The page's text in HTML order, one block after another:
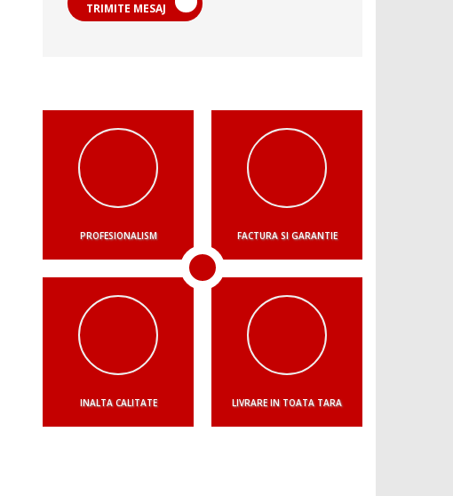
TRIMITE MESAJ
PROFESIONALISM FACTURA SI GARANTIE
INALTA CALITATE LIVRARE IN TOATA TARA